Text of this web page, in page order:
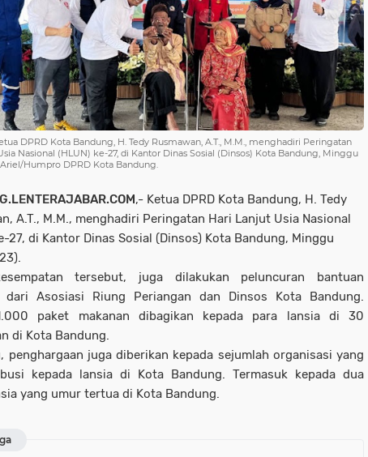
DPRD Kota Bandung, H. Tedy Rusmawan, A.T., M.M., menghadiri Peringatan
Nasional (HLUN) ke-27, di Kantor Dinas Sosial (Dinsos) Kota Bandung, Minggu
Ariel/Humpro DPRD Kota Bandung.
,- Ketua DPRD Kota Bandung, H. Tedy
A.T., M.M., menghadiri Peringatan Hari Lanjut Usia Nasional
27, di Kantor Dinas Sosial (Dinsos) Kota Bandung, Minggu
tersebut, juga dilakukan peluncuran bantuan
dari Asosiasi Riung Periangan dan Dinsos Kota Bandung.
paket makanan dibagikan kepada para lansia di 30
di Kota Bandung.
penghargaan juga diberikan kepada sejumlah organisasi yang
kepada lansia di Kota Bandung. Termasuk kepada dua
yang umur tertua di Kota Bandung.